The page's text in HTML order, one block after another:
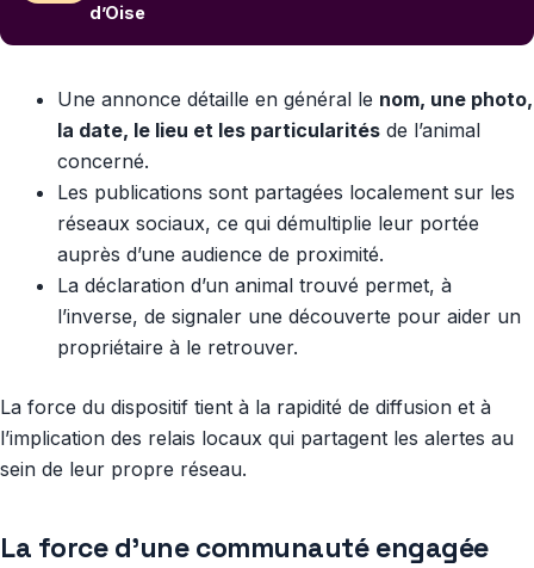
d’Oise
Une annonce détaille en général le nom, une photo,
la date, le lieu et les particularités de l’animal
concerné.
Les publications sont partagées localement sur les
réseaux sociaux, ce qui démultiplie leur portée
auprès d’une audience de proximité.
La déclaration d’un animal trouvé permet, à
l’inverse, de signaler une découverte pour aider un
propriétaire à le retrouver.
La force du dispositif tient à la rapidité de diffusion et à
l’implication des relais locaux qui partagent les alertes au
sein de leur propre réseau.
La force d’une communauté engagée